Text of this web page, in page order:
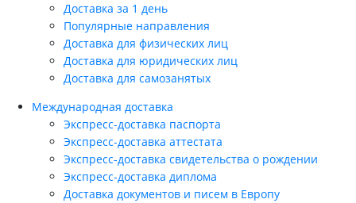
Доставка за 1 день
Популярные направления
Доставка для физических лиц
Доставка для юридических лиц
Доставка для самозанятых
Международная доставка
Экспресс-доставка паспорта
Экспресс-доставка аттестата
Экспресс-доставка свидетельства о рождении
Экспресс-доставка диплома
Доставка документов и писем в Европу